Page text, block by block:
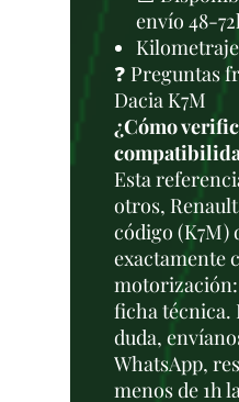
envío 48-
❓ Preguntas
Dacia K7M
¿Cómo
Esta
otros,
código (K7M)
exactamente
ficha técnica.
duda,
WhatsApp,
menos de 1h